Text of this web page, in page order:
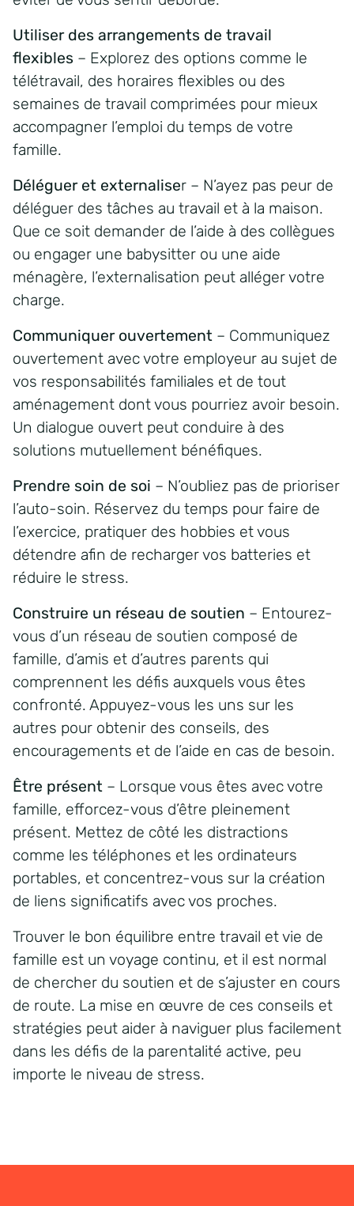
Utiliser des arrangements de travail
flexibles – Explorez des options comme le
télétravail, des horaires flexibles ou des
semaines de travail comprimées pour mieux
accompagner l’emploi du temps de votre
famille.
Déléguer et externaliser – N’ayez pas peur de
déléguer des tâches au travail et à la maison.
Que ce soit demander de l’aide à des collègues
ou engager une babysitter ou une aide
ménagère, l’externalisation peut alléger votre
charge.
Communiquer ouvertement – Communiquez
ouvertement avec votre employeur au sujet de
vos responsabilités familiales et de tout
aménagement dont vous pourriez avoir besoin.
Un dialogue ouvert peut conduire à des
solutions mutuellement bénéfiques.
Prendre soin de soi – N’oubliez pas de prioriser
l’auto-soin. Réservez du temps pour faire de
l’exercice, pratiquer des hobbies et vous
détendre afin de recharger vos batteries et
réduire le stress.
Construire un réseau de soutien – Entourez-
vous d’un réseau de soutien composé de
famille, d’amis et d’autres parents qui
comprennent les défis auxquels vous êtes
confronté. Appuyez-vous les uns sur les
autres pour obtenir des conseils, des
encouragements et de l’aide en cas de besoin.
Être présent – Lorsque vous êtes avec votre
famille, efforcez-vous d’être pleinement
présent. Mettez de côté les distractions
comme les téléphones et les ordinateurs
portables, et concentrez-vous sur la création
de liens significatifs avec vos proches.
Trouver le bon équilibre entre travail et vie de
famille est un voyage continu, et il est normal
de chercher du soutien et de s’ajuster en cours
de route. La mise en œuvre de ces conseils et
stratégies peut aider à naviguer plus facilement
dans les défis de la parentalité active, peu
importe le niveau de stress.